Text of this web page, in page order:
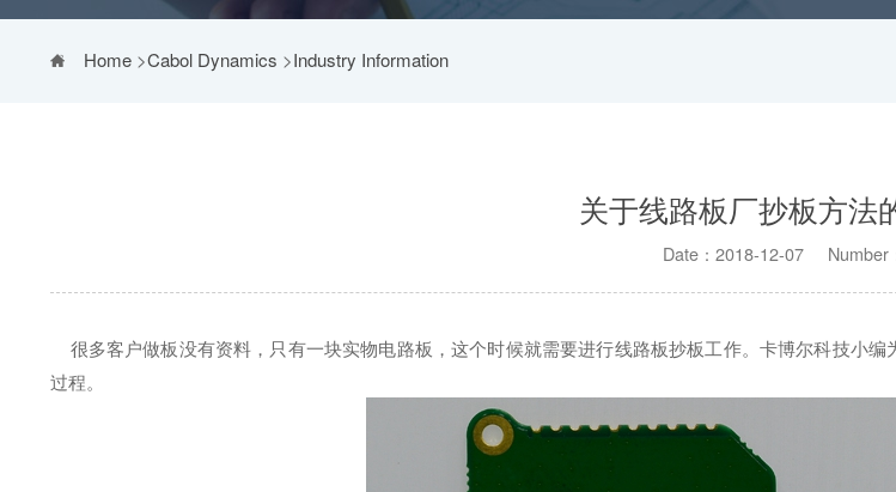
Home>Cabol Dynamics >Industry Information
关于线路板厂抄板方法
Date：2018-12-07 Number
很多客户做板没有资料，只有一块实物电路板，这个时候就需要进行线路板抄板工作。卡博尔科技小编
过程。